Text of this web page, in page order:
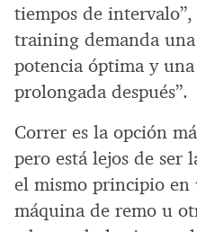
tiempos de
training demanda
potencia óptima y
prolongada después”.
Correr es la opción
pero está lejos de ser
el mismo principio en
máquina de remo u